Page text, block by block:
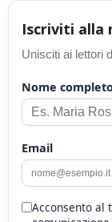
Iscriviti alla
Unisciti ai lettori
Nome
Email
Acconsento al